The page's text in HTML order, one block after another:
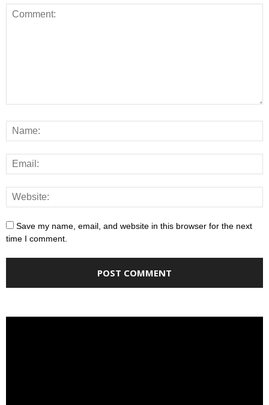
Save my name, email, and website in this browser for the next
time I comment.